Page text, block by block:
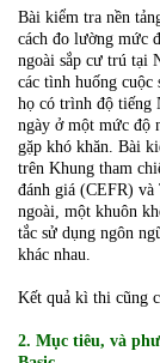
Bài kiểm tra nền
cách đo lường mức
ngoài sắp cư trú tại
các tình huống cuộc
họ có trình độ tiếng
ngày ở một mức độ
gặp khó khăn. Bài
trên Khung tham
đánh giá (CEFR) và
ngoài, một khuôn
tắc sử dụng ngôn
khác nhau.
Kết quả kì thi cũng
2. Mục tiêu, và